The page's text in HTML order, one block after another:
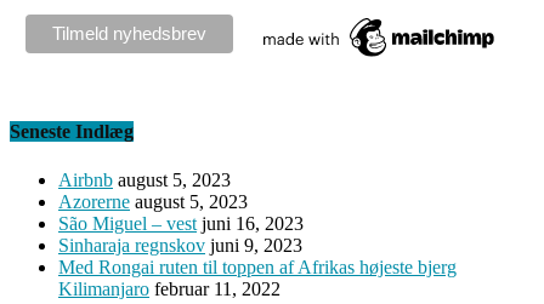
Seneste Indlæg
Airbnb august 5, 2023
Azorerne august 5, 2023
São Miguel – vest juni 16, 2023
Sinharaja regnskov juni 9, 2023
Med Rongai ruten til toppen af Afrikas højeste bjerg
Kilimanjaro februar 11, 2022